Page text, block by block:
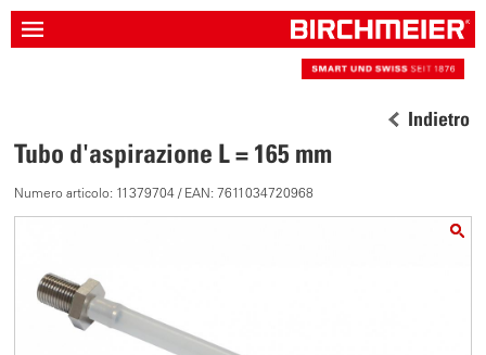
Indietro
Tubo d'aspirazione L = 165 mm
Numero articolo: 11379704 / EAN: 7611034720968